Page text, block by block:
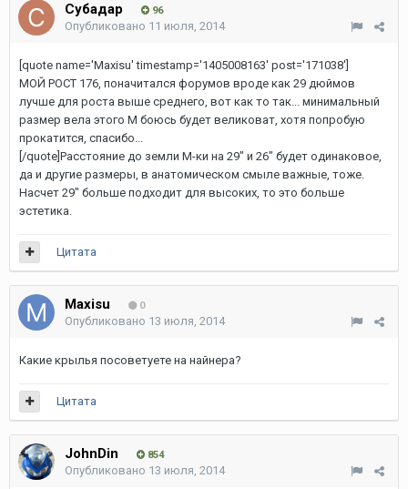
Субадаp 96
Опубликовано 11 июля, 2014
[quote name='Maxisu' timestamp='1405008163' post='171038']
МОЙ РОСТ 176, поначитался форумов вроде как 29 дюймов
лучше для роста выше среднего, вот как то так... минимальный
размер вела этого М боюсь будет великоват, хотя попробую
прокатится, спасибо...
[/quote]Расстояние до земли М-ки на 29" и 26" будет одинаковое,
да и другие размеры, в анатомическом смыле важные, тоже.
Насчет 29" больше подходит для высоких, то это больше
эстетика.
Цитата
Maxisu 0
Опубликовано 13 июля, 2014
Какие крылья посоветуете на найнера?
Цитата
JohnDin 854
Опубликовано 13 июля, 2014